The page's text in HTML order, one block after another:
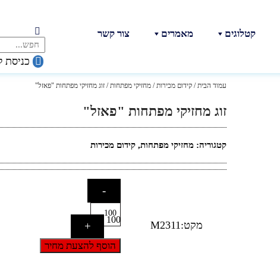
קטלוגים מאמרים צור קשר
כניסת
עמוד הבית/ קידום מכירות/ מחזיקי מפתחות/ זוג מחזיקי מפתחות "פאזל"
זוג מחזיקי מפתחות "פאזל"
קטגוריה: מחזיקי מפתחות, קידום מכירות
מקט:M2311
-
100
+
הוסף להצעת מחיר